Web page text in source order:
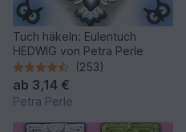
Tuch häkeln: Eulentuch
HEDWIG von Petra Perle
(253)
ab 3,14 €
Petra Perle